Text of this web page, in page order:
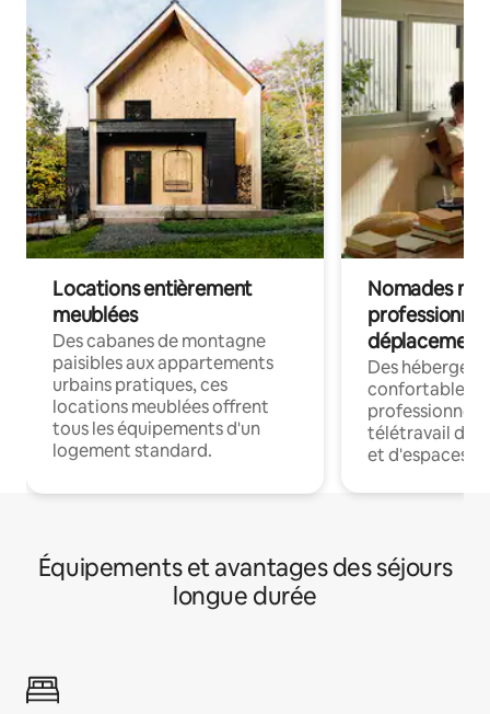
Locations entièrement
meublées
Des cabanes de montagne
paisibles aux appartements
urbains pratiques, ces
locations meublées offrent
tous les équipements d'un
logement standard.
Nomades
déplacement
Des
confortables
professionnels
télétravail
et d'espaces
Équipements et avantages des séjours
longue durée